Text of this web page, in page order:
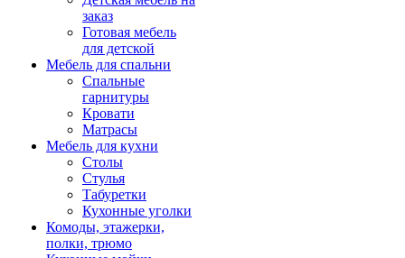
заказ
Готовая мебель
для детской
Мебель для спальни
Спальные
гарнитуры
Кровати
Матрасы
Мебель для кухни
Столы
Стулья
Табуретки
Кухонные уголки
Комоды, этажерки,
полки, трюмо